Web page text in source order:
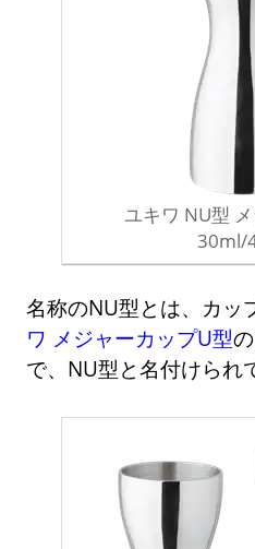
ユキワ NU型
30ml/
名称のNU型とは、カッ
ワ メジャーカップU型
で、NU型と名付けられ